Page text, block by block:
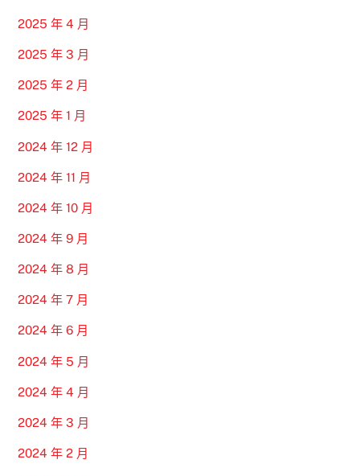
2025 年 4 月
2025 年 3 月
2025 年 2 月
2025 年 1 月
2024 年 12 月
2024 年 11 月
2024 年 10 月
2024 年 9 月
2024 年 8 月
2024 年 7 月
2024 年 6 月
2024 年 5 月
2024 年 4 月
2024 年 3 月
2024 年 2 月